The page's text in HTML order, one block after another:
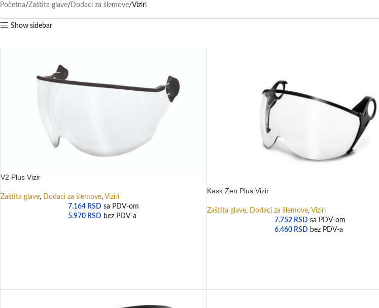
Početna Zaštita glave Dodaci za šlemove Viziri
Show sidebar
V2 Plus Vizir
Zaštita glave, Dodaci za šlemove, Viziri
7.164 RSD sa PDV-om
5.970 RSD bez PDV-a
Kask Zen Plus Vizir
Zaštita glave, Dodaci za šlemove, Viziri
7.752 RSD sa PDV-om
6.460 RSD bez PDV-a